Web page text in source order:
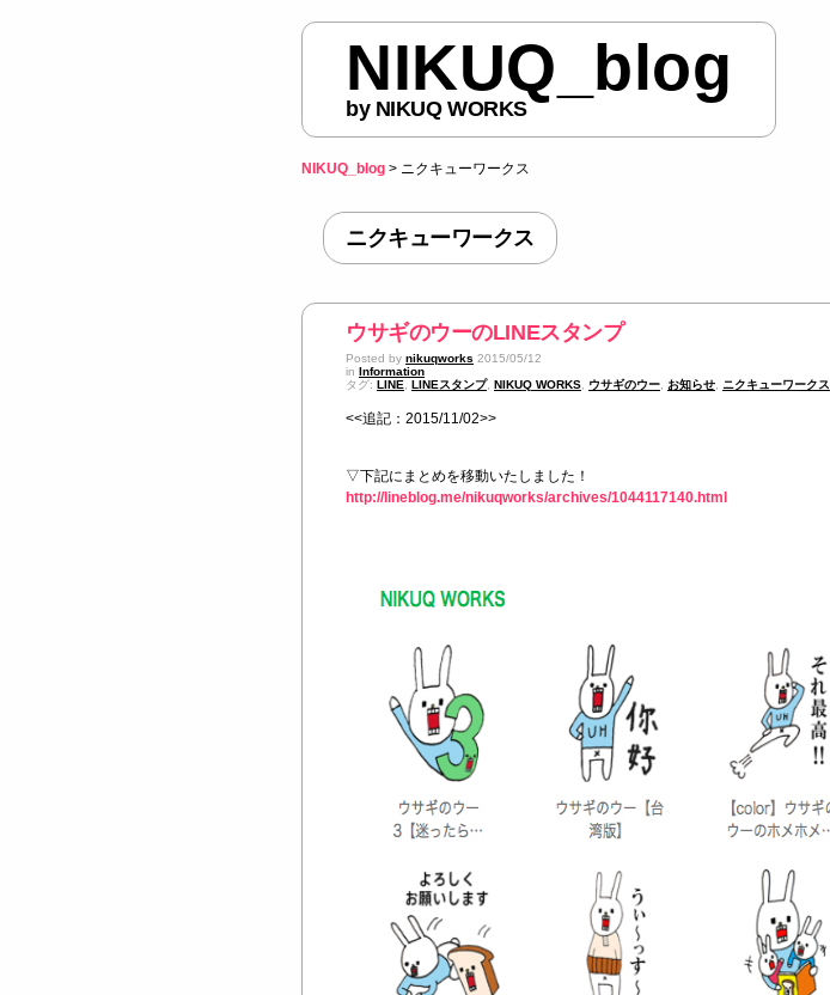
NIKUQ_blog
by NIKUQ WORKS
NIKUQ_blog > ニクキューワークス
ニクキューワークス
ウサギのウーのLINEスタンプ
Posted by nikuqworks 2015/05/12
in Information
タグ: LINE, LINEスタンプ, NIKUQ WORKS, ウサギのウー, お知らせ, ニクキューワークス
<<追記：2015/11/02>>
▽下記にまとめを移動いたしました！
http://lineblog.me/nikuqworks/archives/1044117140.html